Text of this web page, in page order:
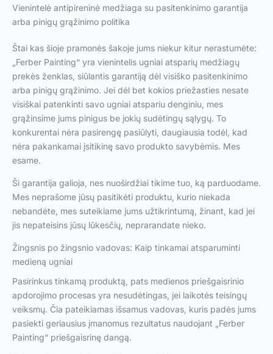
Vienintelė antipireninė medžiaga su pasitenkinimo garantija
arba pinigų grąžinimo politika
Štai kas šioje pramonės šakoje jums niekur kitur nerastumėte:
„Ferber Painting“ yra vienintelis ugniai atsparių medžiagų
prekės ženklas, siūlantis garantiją dėl visiško pasitenkinimo
arba pinigų grąžinimo. Jei dėl bet kokios priežasties nesate
visiškai patenkinti savo ugniai atspariu denginiu, mes
grąžinsime jums pinigus be jokių sudėtingų sąlygų. To
konkurentai nėra pasirengę pasiūlyti, daugiausia todėl, kad
nėra pakankamai įsitikinę savo produkto savybėmis. Mes
esame.
Ši garantija galioja, nes nuoširdžiai tikime tuo, ką parduodame.
Mes neprašome jūsų pasitikėti produktu, kurio niekada
nebandėte, mes suteikiame jums užtikrintumą, žinant, kad jei
jis nepateisins jūsų lūkesčių, neprarandate nieko.
Žingsnis po žingsnio vadovas: Kaip tinkamai atsparuminti
medieną ugniai
Pasirinkus tinkamą produktą, pats medienos priešgaisrinio
apdorojimo procesas yra nesudėtingas, jei laikotės teisingų
veiksmų. Čia pateikiamas išsamus vadovas, kuris padės jums
pasiekti geriausius įmanomus rezultatus naudojant „Ferber
Painting“ priešgaisrinę dangą.